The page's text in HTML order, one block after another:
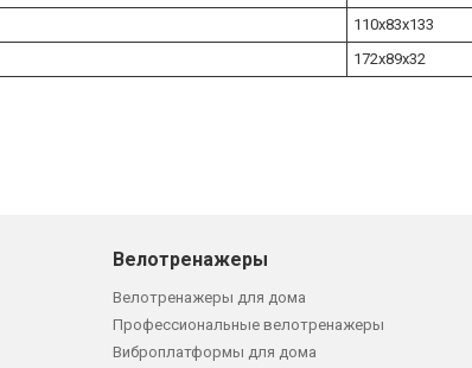
110х83x133
172х89x32
Велотренажеры
Велотренажеры для дома
Профессиональные велотренажеры
Виброплатформы для дома